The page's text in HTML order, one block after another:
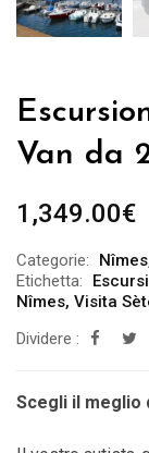
Van da
1,349.00€
Categorie: Nîmes
Etichetta:
Nîmes, Visita
Dividere :
Scegli il meglio